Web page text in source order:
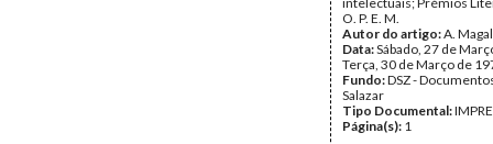
O. P. E. M.
Autor do artigo:A.
Data:Sábado, 27 de
Terça, 30 de Março de
Fundo:DSZ -
Salazar
Tipo Documental:
Página(s): 1